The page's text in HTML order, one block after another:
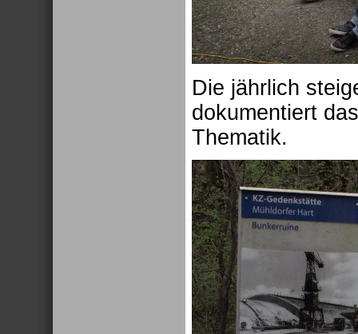
Die jährlich
dokumentiert
Thematik.